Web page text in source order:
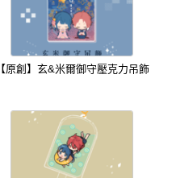
【原創】玄&米爾御守壓克力吊飾